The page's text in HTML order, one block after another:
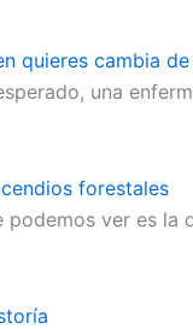
quieres cambia
una
forestales
podemos ver es